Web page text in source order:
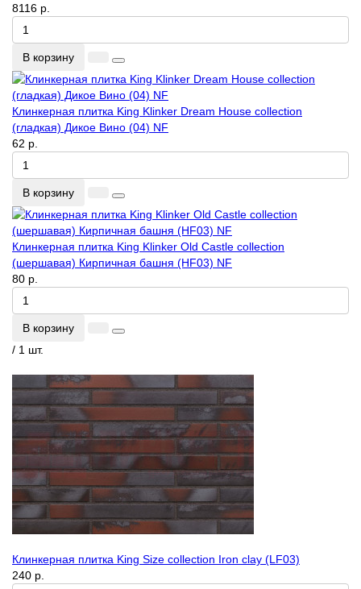
8116 р.
В корзину
Клинкерная плитка King Klinker Dream House collection
(гладкая) Дикое Вино (04) NF
62 р.
В корзину
Клинкерная плитка King Klinker Old Castle collection
(шершавая) Кирпичная башня (HF03) NF
80 р.
В корзину
/ 1 шт.
Клинкерная плитка King Size collection Iron clay (LF03)
240 р.